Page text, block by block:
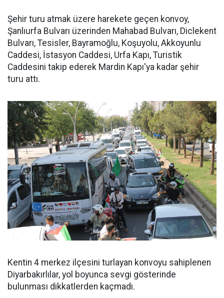
Şehir turu atmak üzere harekete geçen konvoy,
Şanlıurfa Bulvarı üzerinden Mahabad Bulvarı, Diclekent
Bulvarı, Tesisler, Bayramoğlu, Koşuyolu, Akkoyunlu
Caddesi, İstasyon Caddesi, Urfa Kapı, Turistik
Caddesini takip ederek Mardin Kapı'ya kadar şehir
turu attı.
Kentin 4 merkez ilçesini turlayan konvoyu sahiplenen
Diyarbakırlılar, yol boyunca sevgi gösterinde
bulunması dikkatlerden kaçmadı.